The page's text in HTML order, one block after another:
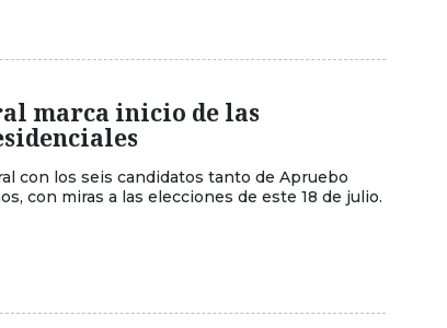
marca inicio de las
con los seis candidatos tanto de Apruebo
con miras a las elecciones de este 18 de julio.